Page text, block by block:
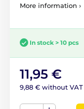
More information ›
In stock > 10 pcs
11,95 €
9,88 € without VAT